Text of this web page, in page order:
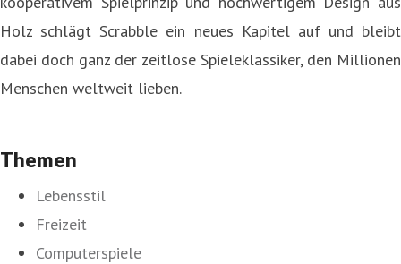
Holz schlägt Scrabble ein neues Kapitel auf und bleibt
dabei doch ganz der zeitlose Spieleklassiker, den Millionen
Menschen weltweit lieben.
Themen
Lebensstil
Freizeit
Computerspiele